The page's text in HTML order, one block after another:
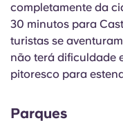
completamente da
30 minutos para
turistas se
não terá dificuldade
pitoresco para
Parques